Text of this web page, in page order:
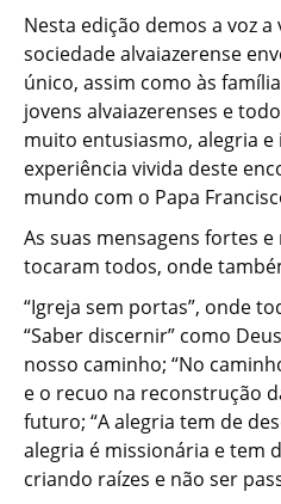
Nesta edição demos a voz
sociedade alvaiazerense
único, assim como às
jovens alvaiazerenses e
muito entusiasmo, alegria e
experiência vivida deste
mundo com o Papa
As suas mensagens fortes
tocaram todos, onde
“Igreja sem portas”, onde
“Saber discernir” como
nosso caminho; “No
e o recuo na reconstrução
futuro; “A alegria tem de
alegria é missionária e tem
criando raízes e não ser